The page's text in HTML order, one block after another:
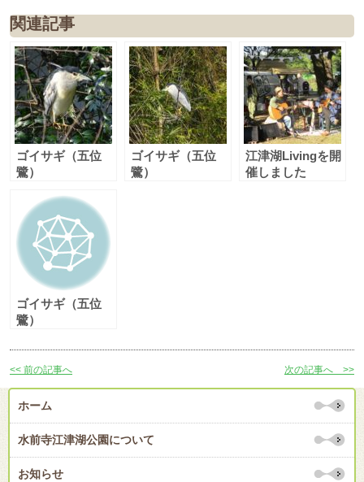
関連記事
ゴイサギ（五位
鷺）
ゴイサギ（五位
鷺）
江津湖Livingを開
催しました
ゴイサギ（五位
鷺）
<< 前の記事へ 次の記事へ >>
ホーム
水前寺江津湖公園について
お知らせ